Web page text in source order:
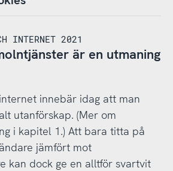
INTERNET 2021
är en utmaning
innebär idag att man
utanförskap. (Mer om
i kapitel 1.) Att bara titta på
jämfört mot
kan dock ge en alltför svartvit